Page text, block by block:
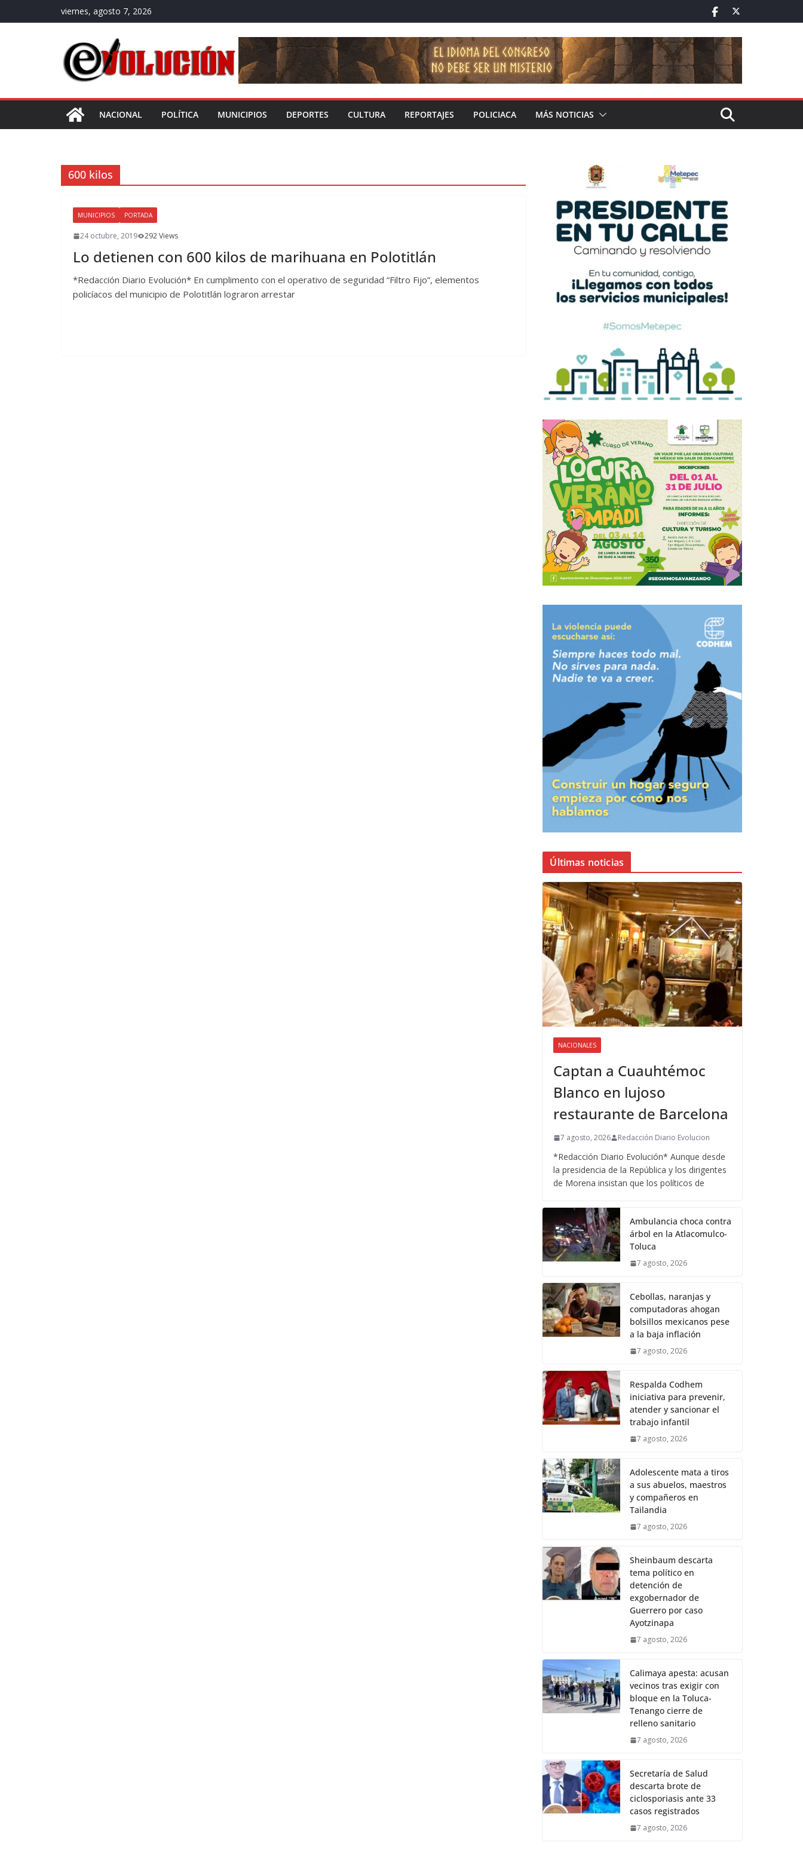
al
viernes, agosto 7, 2026
NACIONAL POLÍTICA MUNICIPIOS DEPORTES CULTURA REPORTAJES POLICIACA MÁS NOTICIAS
600 kilos
MUNICIPIOS PORTADA
24 octubre, 2019 292 Views
Lo detienen con 600 kilos de marihuana en Polotitlán
*Redacción Diario Evolución* En cumplimento con el operativo de seguridad “Filtro Fijo”, elementos
policíacos del municipio de Polotitlán lograron arrestar
Últimas noticias
NACIONALES
Captan a Cuauhtémoc
Blanco en lujoso
restaurante de Barcelona
7 agosto, 2026 Redacción Diario Evolucion
*Redacción Diario Evolución* Aunque desde
la presidencia de la República y los dirigentes
de Morena insistan que los políticos de
Ambulancia choca contra
árbol en la Atlacomulco-
Toluca
7 agosto, 2026
Cebollas, naranjas y
computadoras ahogan
bolsillos mexicanos pese
a la baja inflación
7 agosto, 2026
Respalda Codhem
iniciativa para prevenir,
atender y sancionar el
trabajo infantil
7 agosto, 2026
Adolescente mata a tiros
a sus abuelos, maestros
y compañeros en
Tailandia
7 agosto, 2026
Sheinbaum descarta
tema político en
detención de
exgobernador de
Guerrero por caso
Ayotzinapa
7 agosto, 2026
Calimaya apesta: acusan
vecinos tras exigir con
bloque en la Toluca-
Tenango cierre de
relleno sanitario
7 agosto, 2026
Secretaría de Salud
descarta brote de
ciclosporiasis ante 33
casos registrados
7 agosto, 2026